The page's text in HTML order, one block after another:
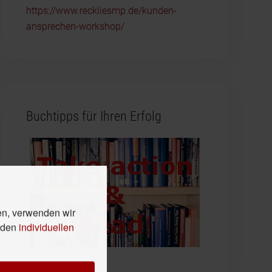
https://www.reckliesmp.de/kunden-
ansprechen-workshop/
Buchtipps für Ihren Erfolg
verwenden wir
individuellen